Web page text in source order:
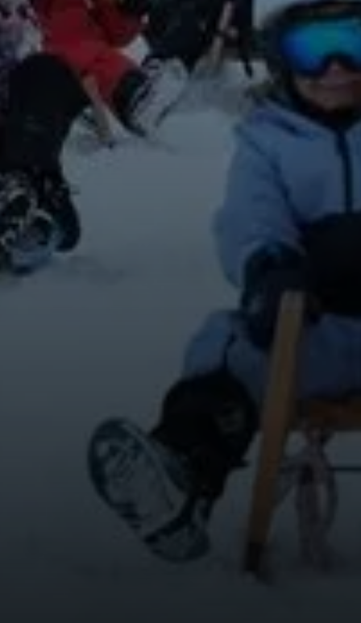
© DAV-FN / A. Schababerle
© DAV-FN / A. Schababerle